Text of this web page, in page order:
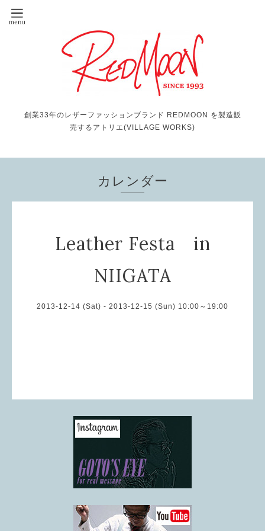
創業33年のレザーファッションブランド REDMOON を製造販
売するアトリエ(VILLAGE WORKS)
カレンダー
Leather Festa in
NIIGATA
2013-12-14 (Sat) - 2013-12-15 (Sun) 10:00～19:00